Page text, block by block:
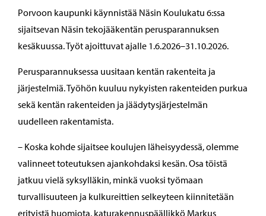
Porvoon kaupunki käynnistää Näsin Koulukatu 6:ssa
sijaitsevan Näsin tekojääkentän perusparannuksen
kesäkuussa. Työt ajoittuvat ajalle 1.6.2026–31.10.2026.
Perusparannuksessa uusitaan kentän rakenteita ja
järjestelmiä. Työhön kuuluu nykyisten rakenteiden purkua
sekä kentän rakenteiden ja jäädytysjärjestelmän
uudelleen rakentamista.
– Koska kohde sijaitsee koulujen läheisyydessä, olemme
valinneet toteutuksen ajankohdaksi kesän. Osa töistä
jatkuu vielä syksylläkin, minkä vuoksi työmaan
turvallisuuteen ja kulkureittien selkeyteen kiinnitetään
erityistä huomiota, katurakennuspäällikkö Markus